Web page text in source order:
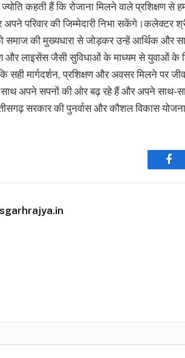
कहती हैं कि रोजाना मिलने वाले प्रशिक्षण से
अपने परिवार की जिम्मेदारी निभा सकेंगे।कलेक्टर
को समाज की मुख्यधारा से जोड़कर उन्हें आर्थिक
और लाइसेंस जैसी सुविधाओं के माध्यम से युवाओं के
सही मार्गदर्शन, प्रशिक्षण और अवसर मिलने पर
अपने सपनों की ओर बढ़ रहे हैं और अपने साथ-
सरकार की पुनर्वास और कौशल विकास